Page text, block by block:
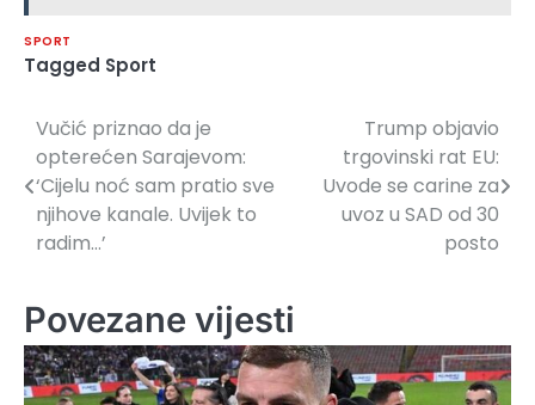
SPORT
Tagged Sport
Navigacija
članaka
Vučić priznao da je
opterećen Sarajevom:
‘Cijelu noć sam pratio sve
njihove kanale. Uvijek to
radim…’
Trump objavio
trgovinski rat EU:
Uvode se carine za
uvoz u SAD od 30
posto
Povezane vijesti